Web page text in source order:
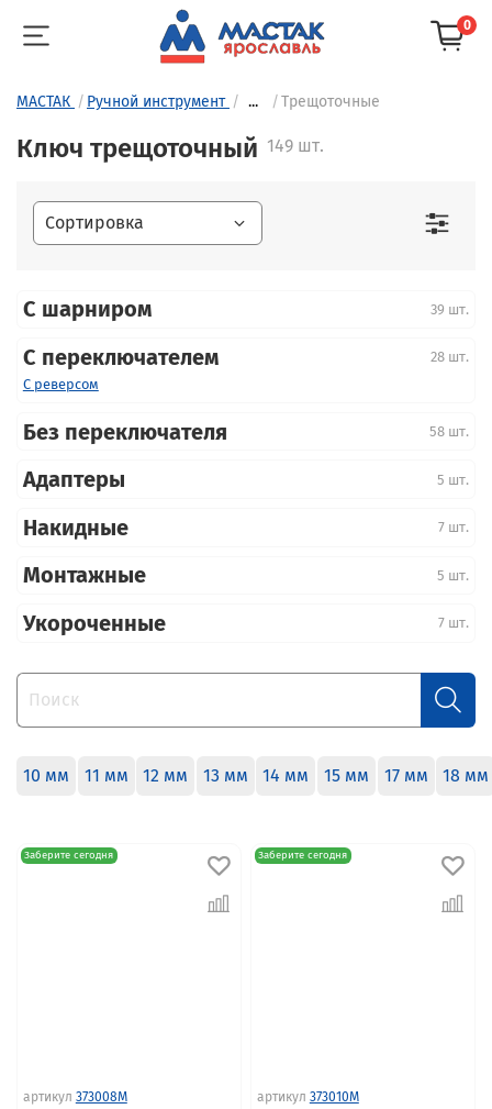
0
МАСТАК Ручной инструмент ... Трещоточные
Ключ трещоточный 149 шт.
С шарниром 39 шт.
С переключателем
28 шт.
С реверсом
Без переключателя 58 шт.
Адаптеры 5 шт.
Накидные 7 шт.
Монтажные 5 шт.
Укороченные 7 шт.
10 мм 11 мм 12 мм 13 мм 14 мм 15 мм 17 мм 18 мм
Заберите сегодня
артикул 373008M
Заберите сегодня
артикул 373010M